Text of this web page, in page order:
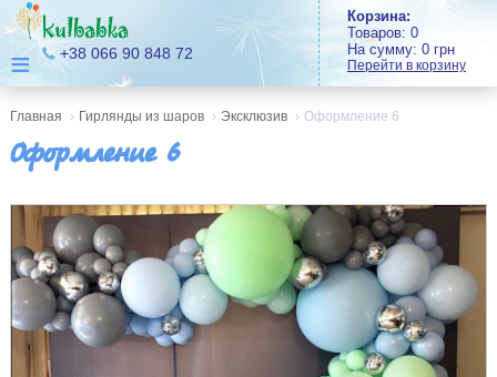
≡ +38 066 90 848 72
Корзина:
Товаров: 0
На сумму: 0 грн
Перейти в корзину
Главная › Гирлянды из шаров › Эксклюзив › Оформление 6
Оформление 6